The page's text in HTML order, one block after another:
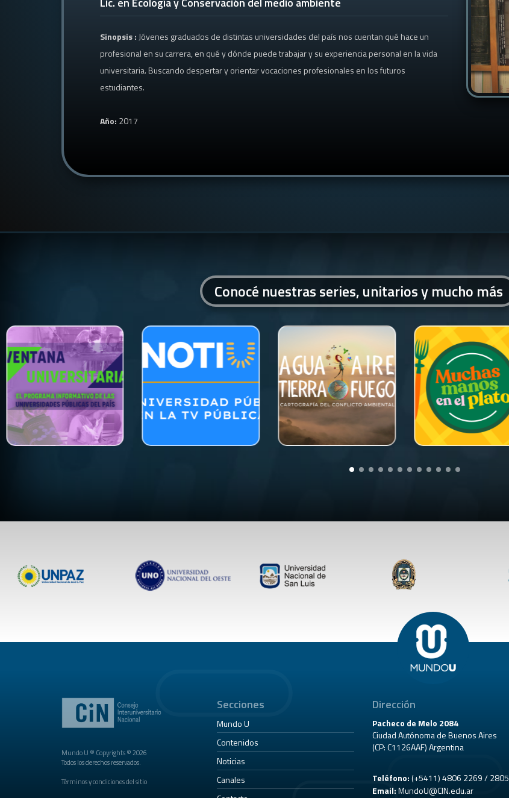
Sinopsis : Jóvenes graduados de distintas universidades del país nos cuentan qué hace un
profesional en su carrera, en qué y dónde puede trabajar y su experiencia personal en la vida
universitaria. Buscando despertar y orientar vocaciones profesionales en los futuros
estudiantes.
Año: 2017
Conocé nuestras series, unitarios y mucho más
Mundo U ® Copyrights © 2026
Todos los derechos reservados.
Términos y condiciones del sitio
Secciones
Mundo U
Contenidos
Noticias
Canales
Dirección
Pacheco de Melo 2084
Ciudad Autónoma de Buenos Aires
(CP: C1126AAF) Argentina
Teléfono:(+5411) 4806 2269 / 2805
Email:MundoU@CIN.edu.ar